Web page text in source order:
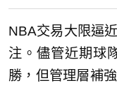
NBA交易大限逼
注。儘管近期球
勝，但管理層補